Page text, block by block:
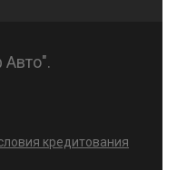
кредитования